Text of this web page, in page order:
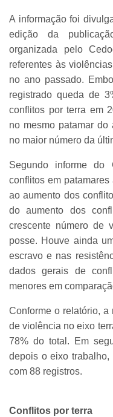
A informação foi
edição da
organizada pelo
referentes às
no ano passado.
registrado queda de
conflitos por terra em
no mesmo patamar do
no maior número da
Segundo informe do
conflitos em
ao aumento dos
do aumento dos
crescente número de
posse. Houve ainda
escravo e nas
dados gerais de
menores em
Conforme o relatório,
de violência no eixo
78% do total. Em
depois o eixo
com 88 registros.
Conflitos por terra